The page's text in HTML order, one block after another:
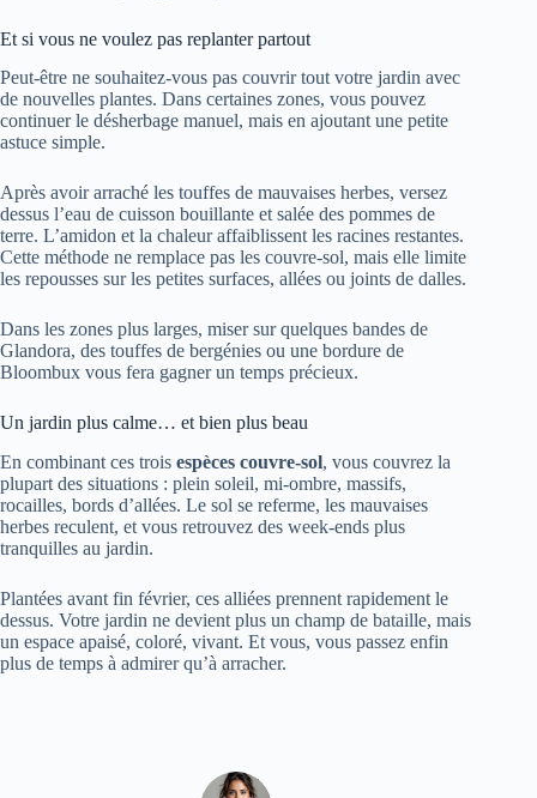
Et si vous ne voulez pas replanter partout
Peut-être ne souhaitez-vous pas couvrir tout votre jardin avec
de nouvelles plantes. Dans certaines zones, vous pouvez
continuer le désherbage manuel, mais en ajoutant une petite
astuce simple.
Après avoir arraché les touffes de mauvaises herbes, versez
dessus l’eau de cuisson bouillante et salée des pommes de
terre. L’amidon et la chaleur affaiblissent les racines restantes.
Cette méthode ne remplace pas les couvre-sol, mais elle limite
les repousses sur les petites surfaces, allées ou joints de dalles.
Dans les zones plus larges, miser sur quelques bandes de
Glandora, des touffes de bergénies ou une bordure de
Bloombux vous fera gagner un temps précieux.
Un jardin plus calme… et bien plus beau
En combinant ces trois espèces couvre-sol, vous couvrez la
plupart des situations : plein soleil, mi-ombre, massifs,
rocailles, bords d’allées. Le sol se referme, les mauvaises
herbes reculent, et vous retrouvez des week-ends plus
tranquilles au jardin.
Plantées avant fin février, ces alliées prennent rapidement le
dessus. Votre jardin ne devient plus un champ de bataille, mais
un espace apaisé, coloré, vivant. Et vous, vous passez enfin
plus de temps à admirer qu’à arracher.